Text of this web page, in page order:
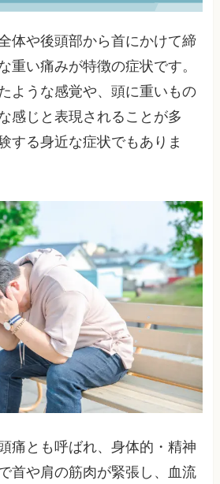
体や後頭部から首にかけて締
重い痛みが特徴の症状です。
ような感覚や、頭に重いもの
感じと表現されることが多
する身近な症状でもありま
痛とも呼ばれ、身体的・精神
首や肩の筋肉が緊張し、血流